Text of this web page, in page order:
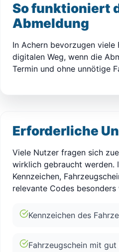
So funktioniert
Abmeldung
In Achern bevorzugen viele
digitalen Weg, wenn die
Termin und ohne unnötige
Erforderliche
Viele Nutzer fragen sich
wirklich gebraucht werden.
Kennzeichen,
relevante Codes besonders
Kennzeichen des
Fahrzeugschein mit